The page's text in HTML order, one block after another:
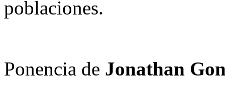
poblaciones.
Ponencia de Jonathan